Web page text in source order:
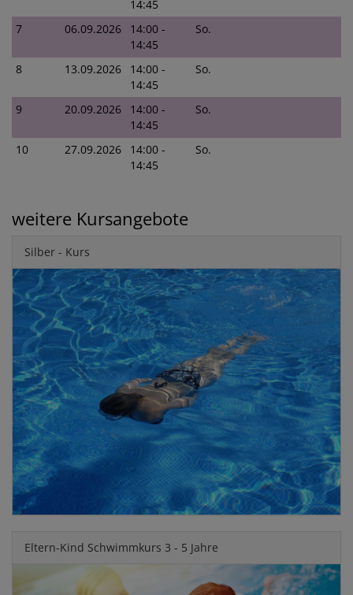
14:45
7
06.09.2026
14:00 -
14:45
So.
8 13.09.2026
14:00 -
14:45
So.
9 20.09.2026
14:00 -
14:45
So.
10 27.09.2026
14:00 -
14:45
So.
weitere Kursangebote
Silber - Kurs
Eltern-Kind Schwimmkurs 3 - 5 Jahre